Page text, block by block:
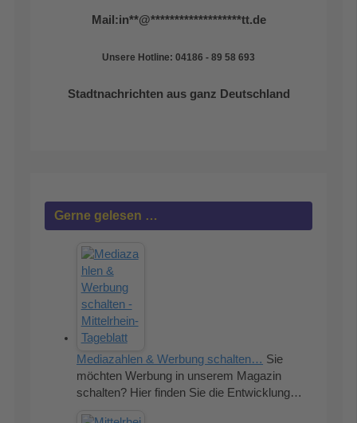
Mail:in**@*******************tt.de
Unsere Hotline: 04186 - 89 58 693
Stadtnachrichten aus ganz Deutschland
Gerne gelesen …
Mediazahlen & Werbung schalten… Sie
möchten Werbung in unserem Magazin
schalten? Hier finden Sie die Entwicklung…